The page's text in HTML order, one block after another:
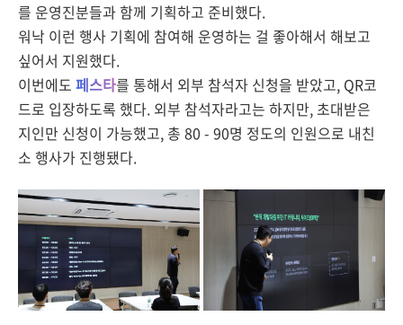
를 운영진분들과 함께 기획하고 준비했다.
워낙 이런 행사 기획에 참여해 운영하는 걸 좋아해서 해보고
싶어서 지원했다.
이번에도 페스타를 통해서 외부 참석자 신청을 받았고, QR코
드로 입장하도록 했다. 외부 참석자라고는 하지만, 초대받은
지인만 신청이 가능했고, 총 80 - 90명 정도의 인원으로 내친
소 행사가 진행됐다.